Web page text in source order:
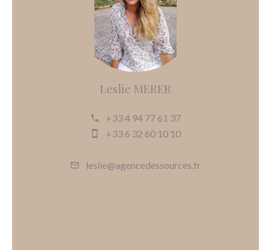
Leslie MERER
+33 4 94 77 61 37
+33 6 32 60 10 10
leslie@agencedessources.fr